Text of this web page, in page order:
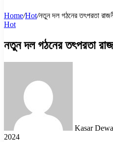
Home/Hot/নতুন দল গঠনের তৎপরতা
Hot
নতুন দল গঠনের তৎপরতা
Kasar
2024